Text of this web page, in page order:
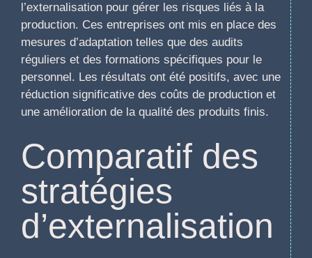
l’externalisation pour gérer les risques liés à la
production. Ces entreprises ont mis en place des
mesures d’adaptation telles que des audits
réguliers et des formations spécifiques pour le
personnel. Les résultats ont été positifs, avec une
réduction significative des coûts de production et
une amélioration de la qualité des produits finis.
Comparatif des
stratégies
d’externalisation